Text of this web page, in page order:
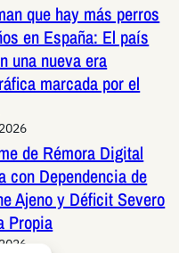
que hay más perros
en España: El país
una nueva era
marcada por el
de Rémora Digital
con Dependencia de
Ajeno y Déficit Severo
Propia